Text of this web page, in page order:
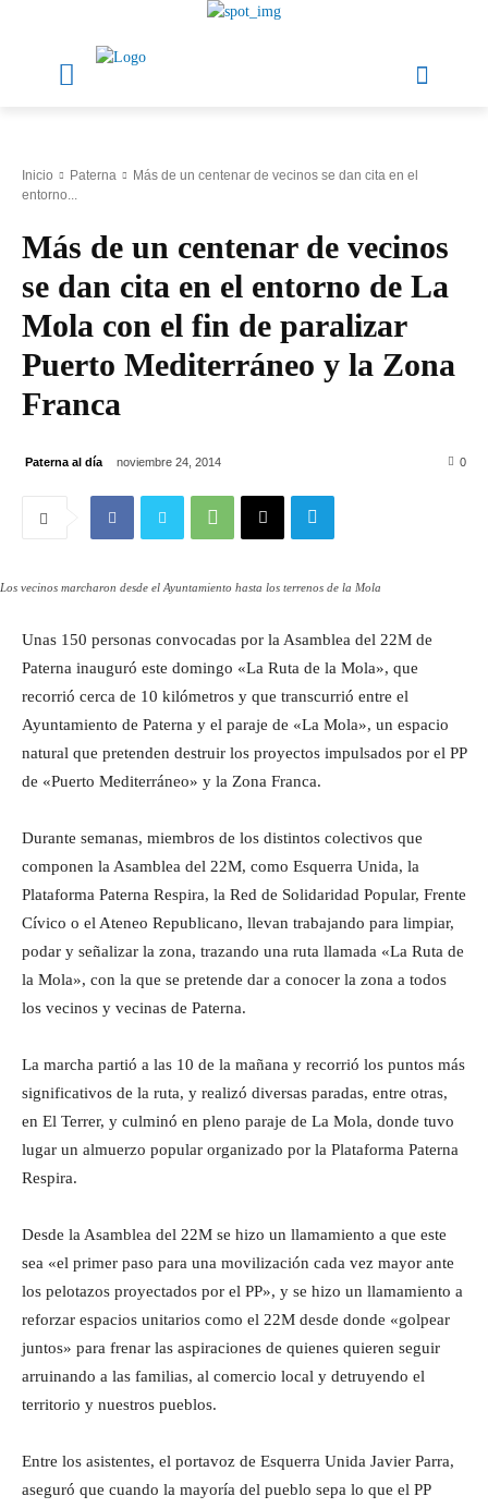
Inicio Paterna
Más de un centenar de vecinos se dan cita en el
entorno...
Más de un centenar de vecinos
se dan cita en el entorno de La
Mola con el fin de paralizar
Puerto Mediterráneo y la Zona
Franca
Paterna al día noviembre 24, 2014 0
Los vecinos marcharon desde el Ayuntamiento hasta los terrenos de la Mola
Unas 150 personas convocadas por la Asamblea del 22M de
Paterna inauguró este domingo «La Ruta de la Mola», que
recorrió cerca de 10 kilómetros y que transcurrió entre el
Ayuntamiento de Paterna y el paraje de «La Mola», un espacio
natural que pretenden destruir los proyectos impulsados por el PP
de «Puerto Mediterráneo» y la Zona Franca.
Durante semanas, miembros de los distintos colectivos que
componen la Asamblea del 22M, como Esquerra Unida, la
Plataforma Paterna Respira, la Red de Solidaridad Popular, Frente
Cívico o el Ateneo Republicano, llevan trabajando para limpiar,
podar y señalizar la zona, trazando una ruta llamada «La Ruta de
la Mola», con la que se pretende dar a conocer la zona a todos
los vecinos y vecinas de Paterna.
La marcha partió a las 10 de la mañana y recorrió los puntos más
significativos de la ruta, y realizó diversas paradas, entre otras,
en El Terrer, y culminó en pleno paraje de La Mola, donde tuvo
lugar un almuerzo popular organizado por la Plataforma Paterna
Respira.
Desde la Asamblea del 22M se hizo un llamamiento a que este
sea «el primer paso para una movilización cada vez mayor ante
los pelotazos proyectados por el PP», y se hizo un llamamiento a
reforzar espacios unitarios como el 22M desde donde «golpear
juntos» para frenar las aspiraciones de quienes quieren seguir
arruinando a las familias, al comercio local y detruyendo el
territorio y nuestros pueblos.
Entre los asistentes, el portavoz de Esquerra Unida Javier Parra,
aseguró que cuando la mayoría del pueblo sepa lo que el PP